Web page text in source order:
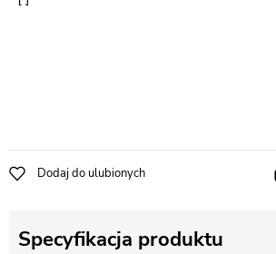
Dodaj do ulubionych
Specyfikacja produktu